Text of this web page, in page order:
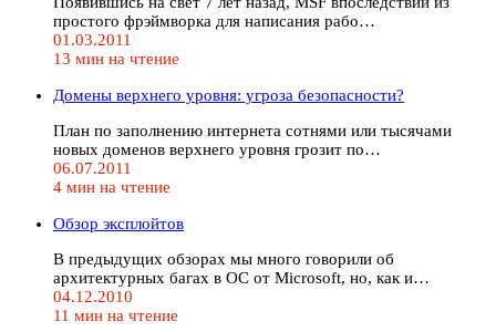
простого фрэймворка для написания рабо…
01.03.2011
13 мин на чтение
Домены верхнего уровня: угроза безопасности?
План по заполнению интернета сотнями или тысячами
новых доменов верхнего уровня грозит по…
06.07.2011
4 мин на чтение
Обзор эксплойтов
В предыдущих обзорах мы много говорили об
архитектурных багах в ОС от Microsoft, но, как и…
04.12.2010
11 мин на чтение